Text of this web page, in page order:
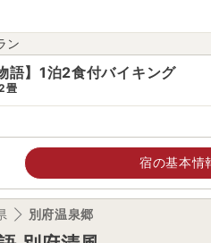
ン
語】1泊2食付バイキング
畳
宿の基本情
別府温泉郷